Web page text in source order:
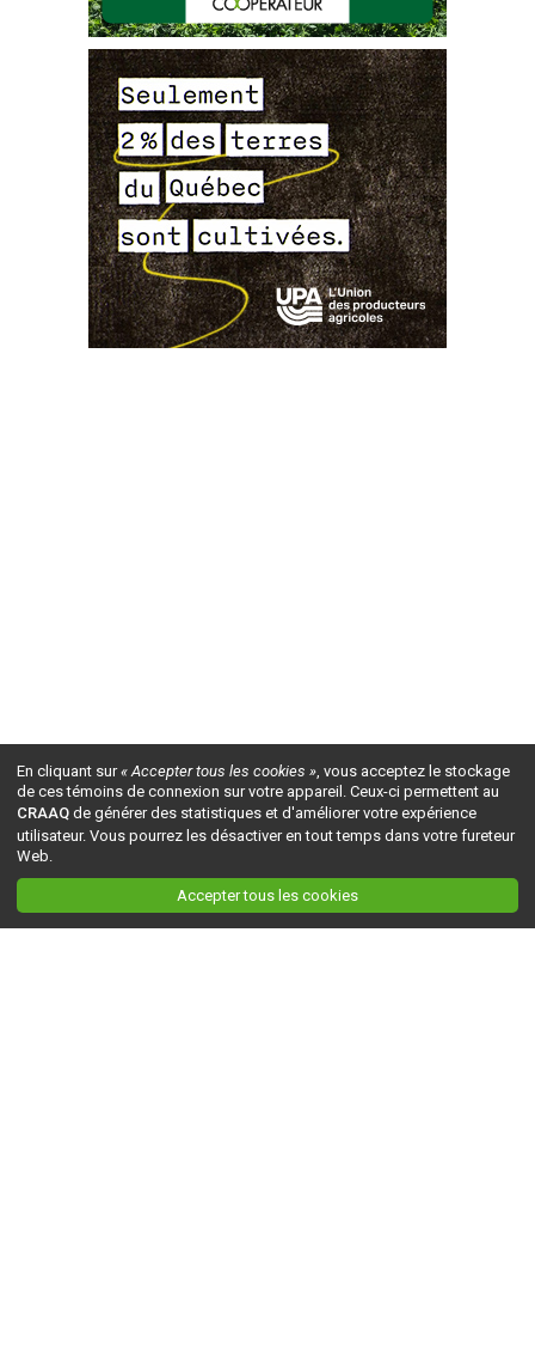
En cliquant sur« Accepter tous les cookies », vous acceptez le stockage
de ces témoins de connexion sur votre appareil. Ceux-ci permettent au
CRAAQ de générer des statistiques et d'améliorer votre expérience
utilisateur. Vous pourrez les désactiver en tout temps dans votre fureteur
Web.
Accepter tous les cookies